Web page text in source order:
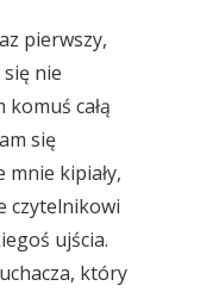
pierwszy,
nie
całą
się
mnie kipiały,
czytelnikowi
ujścia.
który